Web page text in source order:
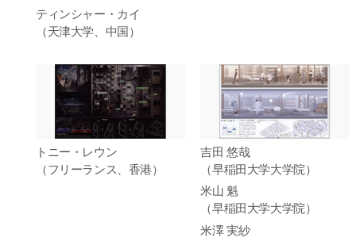
ティンシャー・カイ
（天津大学、中国）
トニー・レウン
（フリーランス、香港）
吉田 悠哉
（早稲田大学大学院）
米山 魁
（早稲田大学大学院）
米澤 実紗